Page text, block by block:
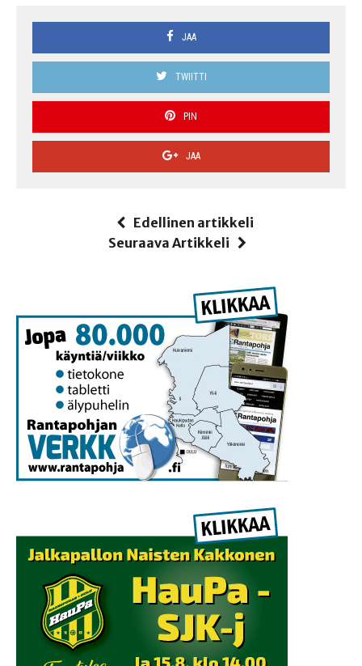
JAA
TWIITTI
PIN
JAA
Edellinen artikkeli
Seuraava Artikkeli